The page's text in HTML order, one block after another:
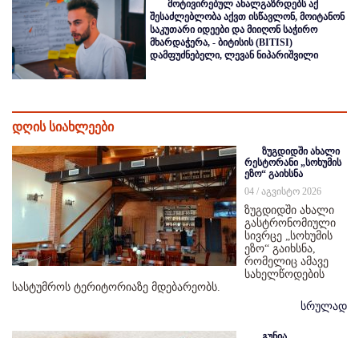
მოტივირებულ ახალგაზრდებს აქ
შესაძლებლობა აქვთ ისწავლონ, მოიტანონ
საკუთარი იდეები და მიიღონ საჭირო
მხარდაჭერა, - ბიტისის (BITISI)
დამფუძნებელი, ლევან ნიპარიშვილი
დღის სიახლეები
ზუგდიდში ახალი
რესტორანი „სოხუმის
ეზო“ გაიხსნა
04 / აგვისტო 2026
ზუგდიდში ახალი
გასტრონომიული
სივრცე „სოხუმის
ეზო“ გაიხსნა,
რომელიც ამავე
სახელწოდების
სასტუმროს ტერიტორიაზე მდებარეობს.
სრულად